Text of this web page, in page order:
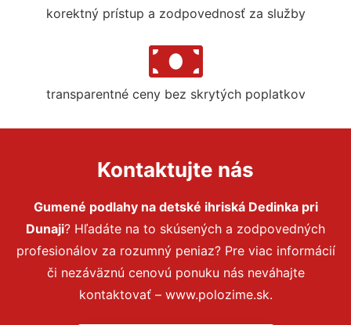
korektný prístup a zodpovednosť za služby
transparentné ceny bez skrytých poplatkov
Kontaktujte nás
Gumené podlahy na detské ihriská Dedinka pri
Dunaji? Hľadáte na to skúsených a zodpovedných
profesionálov za rozumný peniaz? Pre viac informácií
či nezáväznú cenovú ponuku nás neváhajte
kontaktovať – www.polozime.sk.